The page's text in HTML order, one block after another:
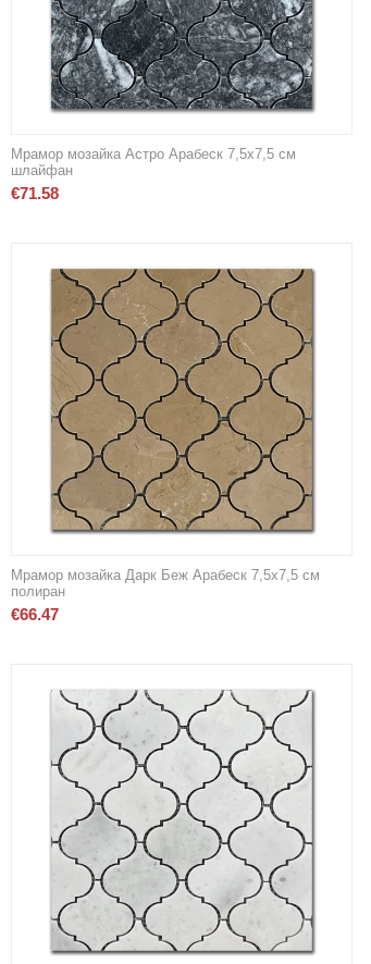
Мрамор мозайка Астро Арабеск 7,5х7,5 см
шлайфан
€71.58
Мрамор мозайка Дарк Беж Арабеск 7,5х7,5 см
полиран
€66.47